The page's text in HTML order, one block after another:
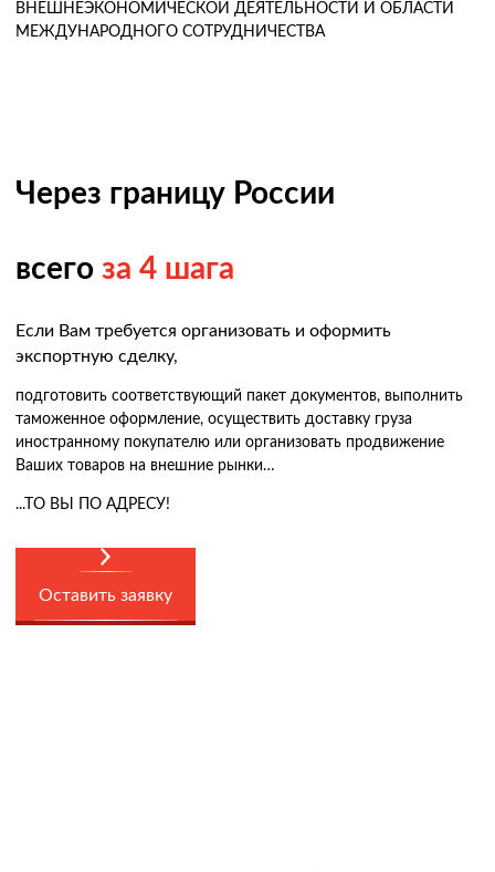
ВНЕШНЕЭКОНОМИЧЕСКОЙ ДЕЯТЕЛЬНОСТИ И ОБЛАСТИ
МЕЖДУНАРОДНОГО СОТРУДНИЧЕСТВА
Через границу России
всего за 4 шага
Если Вам требуется организовать и оформить
экспортную сделку,
подготовить соответствующий пакет документов, выполнить
таможенное оформление, осуществить доставку груза
иностранному покупателю или организовать продвижение
Ваших товаров на внешние рынки…
...ТО ВЫ ПО АДРЕСУ!
Оставить заявку